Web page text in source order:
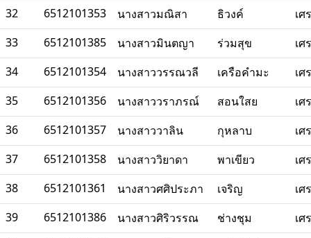
32
6512101353 นางสาวมณิสา ธิวงค์
เ
33
6512101385 นางสาวมินตญา ร่วมสุข
เ
34
6512101354 นางสาววรรณวลี เครือคำมะ
เ
35
6512101356 นางสาววราภรณ์ สอนใสย
เ
36
6512101357 นางสาววาลิน กุหลาบ
เ
37
6512101358 นางสาววิยาดา พาเขียว
เ
38
6512101361 นางสาวศศิประภา เจริญ
เ
39
6512101386 นางสาวศิริวรรณ ช่างชุม
เ